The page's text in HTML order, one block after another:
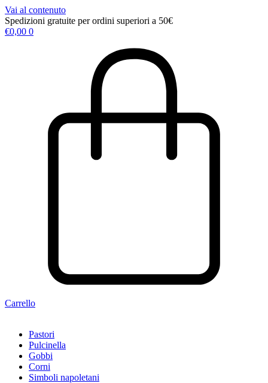
Vai al contenuto
Spedizioni gratuite per ordini superiori a 50€
€0,00 0
Carrello
Pastori
Pulcinella
Gobbi
Corni
Simboli napoletani